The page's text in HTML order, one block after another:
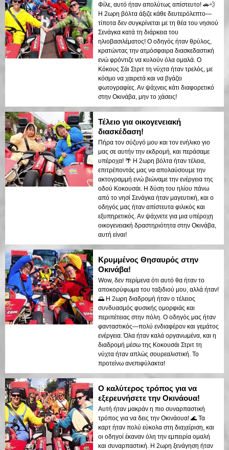
Φίλε, αυτό ήταν απολύτως απίστευτο! 🚗💨
Η 2ωρη βόλτα άξιζε κάθε δευτερόλεπτο—
τίποτα δεν συγκρίνεται με τη θέα του νησιού
Σενάγκα κατά τη διάρκεια του
ηλιοβασιλέματος! Ο οδηγός ήταν θρύλος,
κρατώντας την ατμόσφαιρα διασκεδαστική
ενώ φρόντιζε να κυλούν όλα ομαλά. Ο
Κόκους Σάι Στριτ τη νύχτα ήταν τρελός, με
κόσμο να χαιρετά και να βγάζει
φωτογραφίες. Αν ψάχνεις κάτι διαφορετικό
στην Οκινάβα, μην το χάσεις!
Τέλειο για οικογενειακή
διασκέδαση!
Πήρα τον σύζυγό μου και τον ενήλικο γιο
μας σε αυτήν την εκδρομή, και περάσαμε
υπέροχα! 🌴 Η 2ωρη βόλτα ήταν τέλεια,
επιτρέποντάς μας να απολαύσουμε την
ακτογραμμή ενώ βιώναμε την ενέργεια της
οδού Κοκουσάι. Η δύση του ηλίου πάνω
από το νησί Σενάγκα ήταν μαγευτική, και ο
οδηγός μας ήταν απίστευτα φιλικός και
εξυπηρετικός. Αν ψάχνετε για μια υπέροχη
οικογενειακή δραστηριότητα στην Οκινάβα,
αυτή είναι!
Κρυμμένος Θησαυρός στην
Οκινάβα!
Wow, δεν περίμενα ότι αυτό θα ήταν το
αποκορύφωμα του ταξιδιού μου, αλλά ήταν!
🌅 Η 2ωρη διαδρομή ήταν ο τέλειος
συνδυασμός φυσικής ομορφιάς και
περιπέτειας στην πόλη. Ο οδηγός μας ήταν
φανταστικός—πολύ ενδιαφέρον και γεμάτος
ενέργεια. Όλα ήταν καλά οργανωμένα, και η
διαδρομή μέσω της Κοκουσάι Στριτ τη
νύχτα ήταν απλώς σουρεαλιστική. Το
προτείνω ανεπιφύλακτα!
Ο καλύτερος τρόπος για να
εξερευνήσετε την Οκινάουα!
Αυτή ήταν μακράν η πιο συναρπαστική
τρόπος για να δεις την Οκινάουα! 🌊 Τα
καρτ ήταν πολύ εύκολα στη διαχείριση, και
οι οδηγοί έκαναν όλη την εμπειρία ομαλή
και συναρπαστική. Η 2ωρη ξενάγηση ήταν